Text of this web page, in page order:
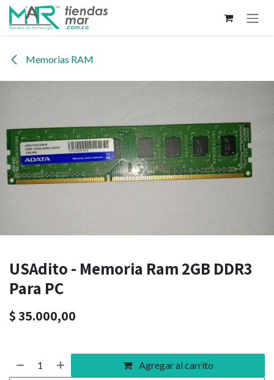
Ir al contenido
Memorias RAM
USAdito - Memoria Ram 2GB DDR3
Para PC
$35.000,00
Agregar al carrito